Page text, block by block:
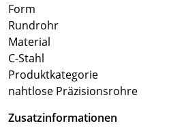
Form
Rundrohr
Material
C-Stahl
Produktkategorie
nahtlose Präzisionsrohre
Zusatzinformationen